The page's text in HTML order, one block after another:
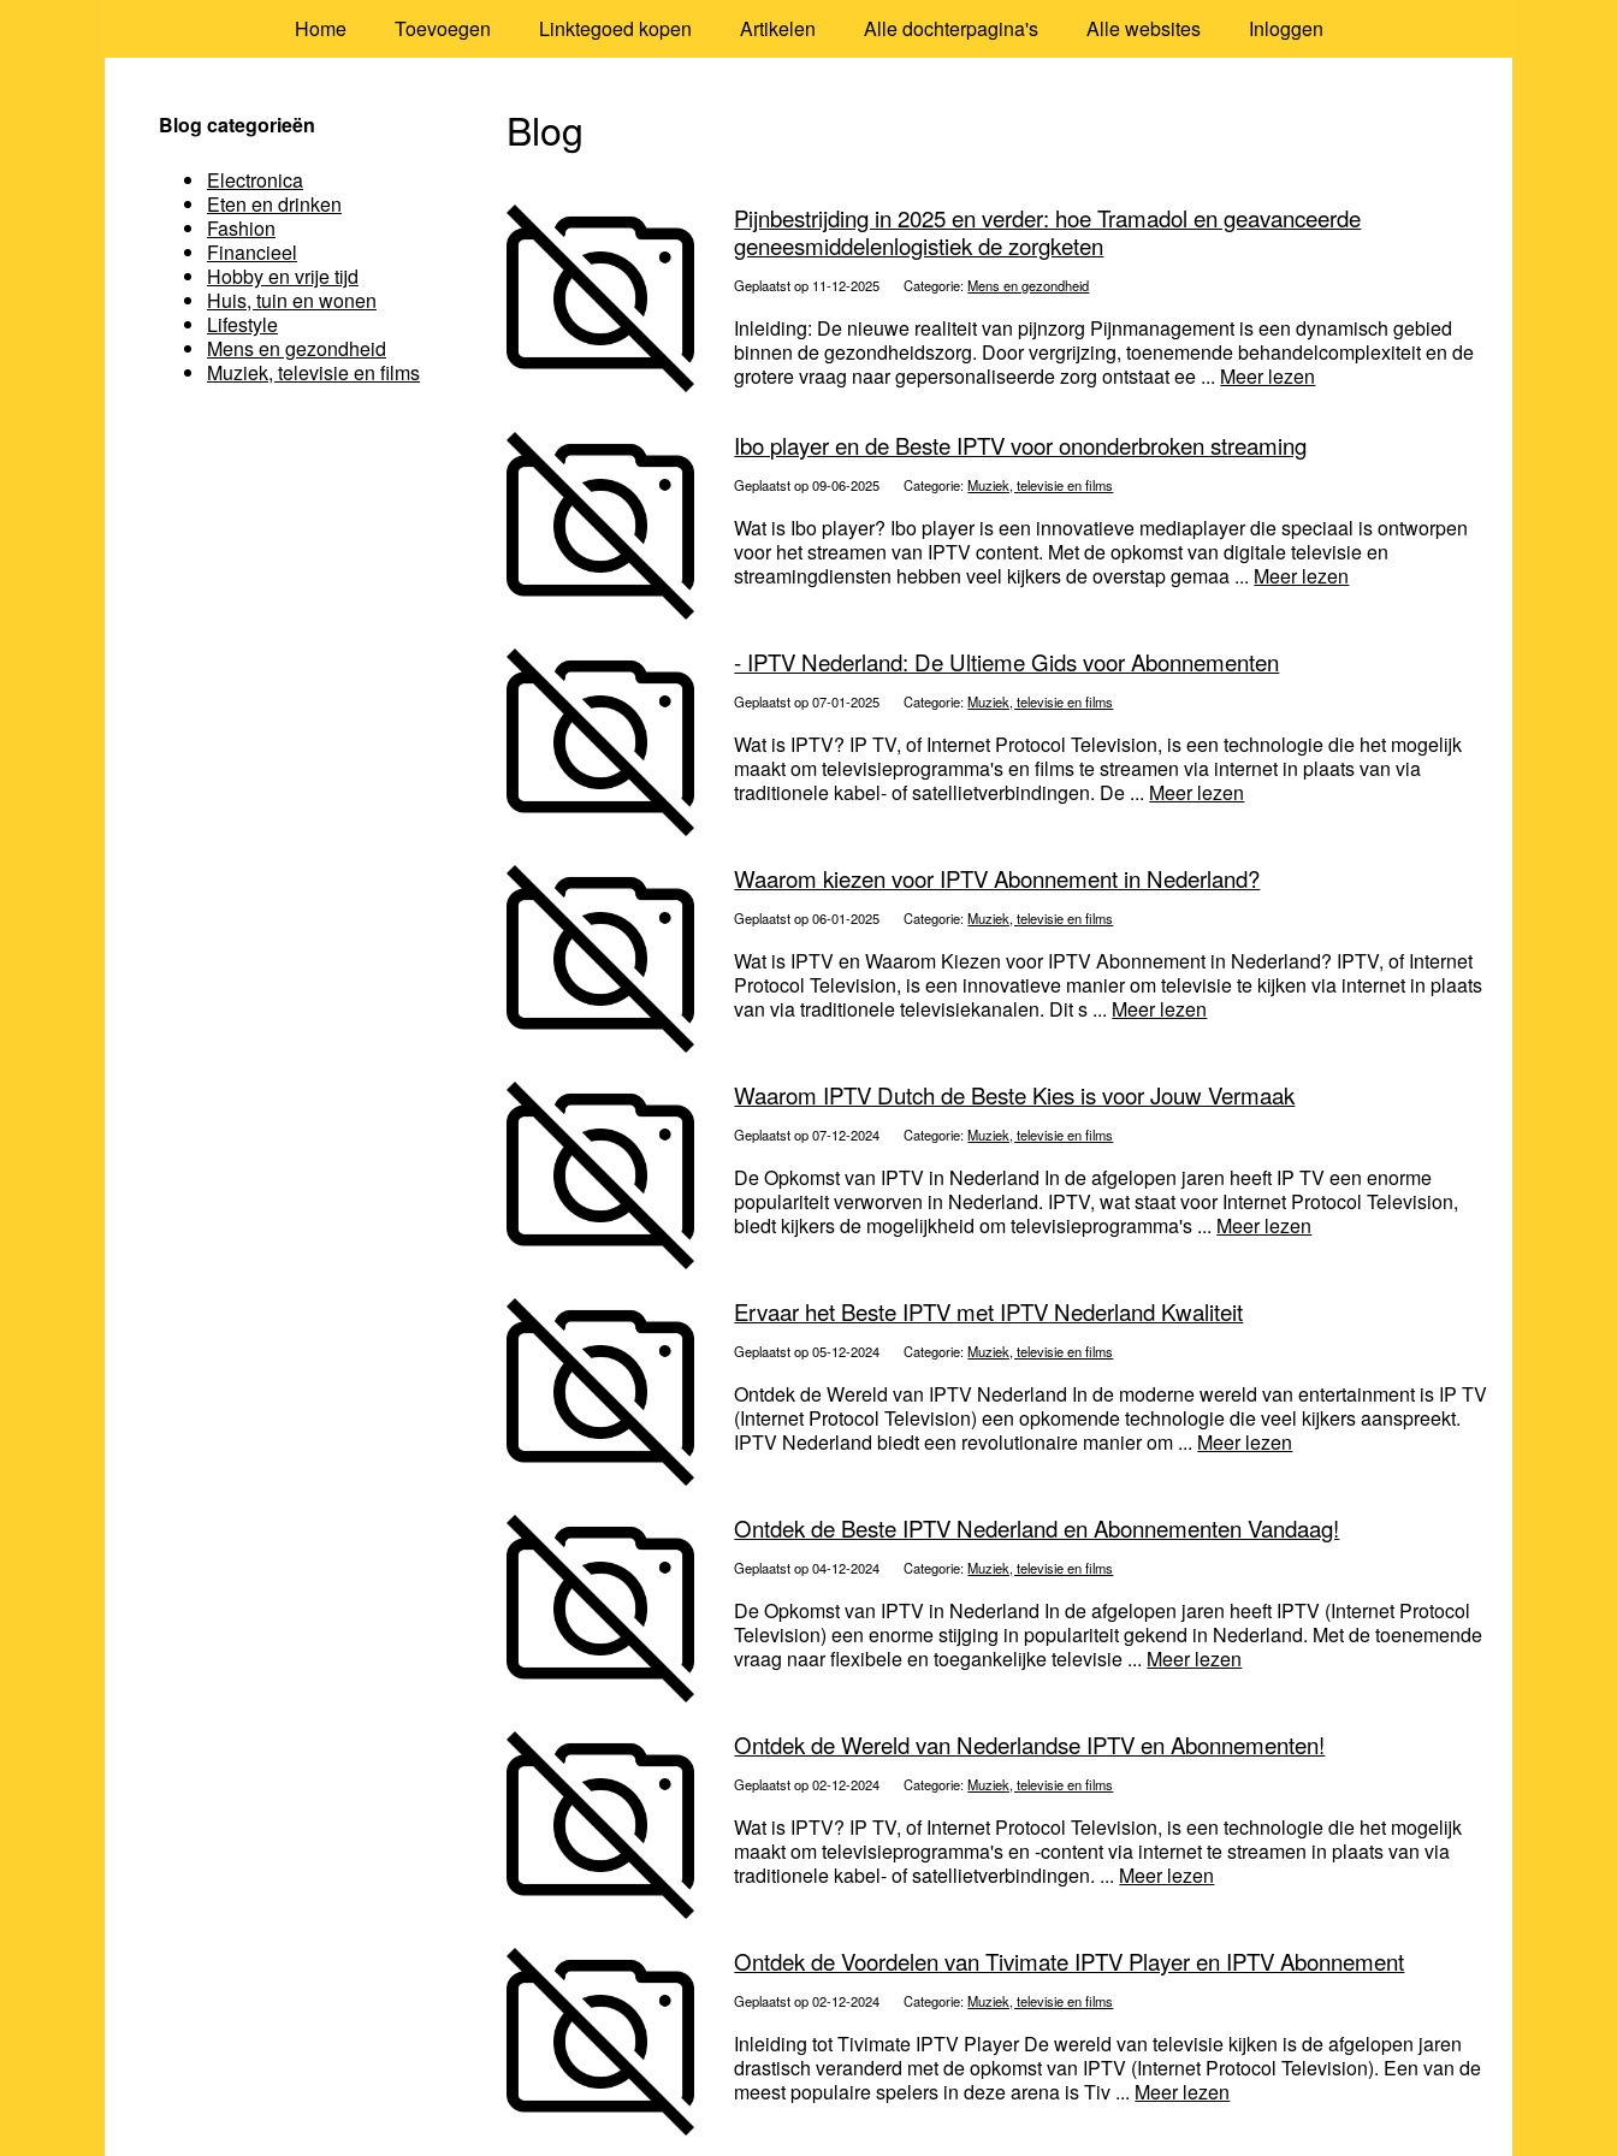
Home Toevoegen Linktegoed kopen Artikelen Alle dochterpagina's Alle websites Inloggen
Blog
Pijnbestrijding in 2025 en verder: hoe Tramadol en geavanceerde
geneesmiddelenlogistiek de zorgketen
Geplaatst op 11-12-2025 Categorie:Mens en gezondheid
Inleiding: De nieuwe realiteit van pijnzorg Pijnmanagement is een dynamisch gebied
binnen de gezondheidszorg. Door vergrijzing, toenemende behandelcomplexiteit en de
grotere vraag naar gepersonaliseerde zorg ontstaat ee ... Meer lezen
Ibo player en de Beste IPTV voor ononderbroken streaming
Geplaatst op 09-06-2025 Categorie:Muziek, televisie en films
Wat is Ibo player? Ibo player is een innovatieve mediaplayer die speciaal is ontworpen
voor het streamen van IPTV content. Met de opkomst van digitale televisie en
streamingdiensten hebben veel kijkers de overstap gemaa ... Meer lezen
- IPTV Nederland: De Ultieme Gids voor Abonnementen
Geplaatst op 07-01-2025 Categorie:Muziek, televisie en films
Wat is IPTV? IP TV, of Internet Protocol Television, is een technologie die het mogelijk
maakt om televisieprogramma's en films te streamen via internet in plaats van via
traditionele kabel- of satellietverbindingen. De ... Meer lezen
Waarom kiezen voor IPTV Abonnement in Nederland?
Geplaatst op 06-01-2025 Categorie:Muziek, televisie en films
Wat is IPTV en Waarom Kiezen voor IPTV Abonnement in Nederland? IPTV, of Internet
Protocol Television, is een innovatieve manier om televisie te kijken via internet in plaats
van via traditionele televisiekanalen. Dit s ... Meer lezen
Waarom IPTV Dutch de Beste Kies is voor Jouw Vermaak
Geplaatst op 07-12-2024 Categorie:Muziek, televisie en films
De Opkomst van IPTV in Nederland In de afgelopen jaren heeft IP TV een enorme
populariteit verworven in Nederland. IPTV, wat staat voor Internet Protocol Television,
biedt kijkers de mogelijkheid om televisieprogramma's ... Meer lezen
Ervaar het Beste IPTV met IPTV Nederland Kwaliteit
Geplaatst op 05-12-2024 Categorie:Muziek, televisie en films
Ontdek de Wereld van IPTV Nederland In de moderne wereld van entertainment is IP TV
(Internet Protocol Television) een opkomende technologie die veel kijkers aanspreekt.
IPTV Nederland biedt een revolutionaire manier om ... Meer lezen
Ontdek de Beste IPTV Nederland en Abonnementen Vandaag!
Geplaatst op 04-12-2024 Categorie:Muziek, televisie en films
De Opkomst van IPTV in Nederland In de afgelopen jaren heeft IPTV (Internet Protocol
Television) een enorme stijging in populariteit gekend in Nederland. Met de toenemende
vraag naar flexibele en toegankelijke televisie ... Meer lezen
Ontdek de Wereld van Nederlandse IPTV en Abonnementen!
Geplaatst op 02-12-2024 Categorie:Muziek, televisie en films
Wat is IPTV? IP TV, of Internet Protocol Television, is een technologie die het mogelijk
maakt om televisieprogramma's en -content via internet te streamen in plaats van via
traditionele kabel- of satellietverbindingen. ... Meer lezen
Ontdek de Voordelen van Tivimate IPTV Player en IPTV Abonnement
Geplaatst op 02-12-2024 Categorie:Muziek, televisie en films
Inleiding tot Tivimate IPTV Player De wereld van televisie kijken is de afgelopen jaren
drastisch veranderd met de opkomst van IPTV (Internet Protocol Television). Een van de
meest populaire spelers in deze arena is Tiv ... Meer lezen
Blog categorieën
Electronica
Eten en drinken
Fashion
Financieel
Hobby en vrije tijd
Huis, tuin en wonen
Lifestyle
Mens en gezondheid
Muziek, televisie en films